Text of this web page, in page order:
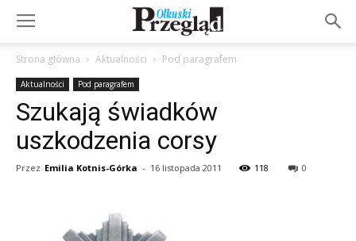
Strona główna Aktualności Pod paragrafem
Aktualności Pod paragrafem
Szukają świadków
uszkodzenia corsy
Przez Emilia Kotnis-Górka - 16 listopada 2011 118 0